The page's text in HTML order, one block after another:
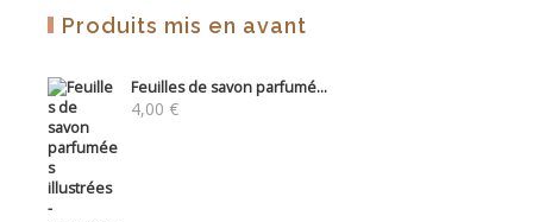
Produits mis en avant
Feuilles de savon parfumé...
4,00 €